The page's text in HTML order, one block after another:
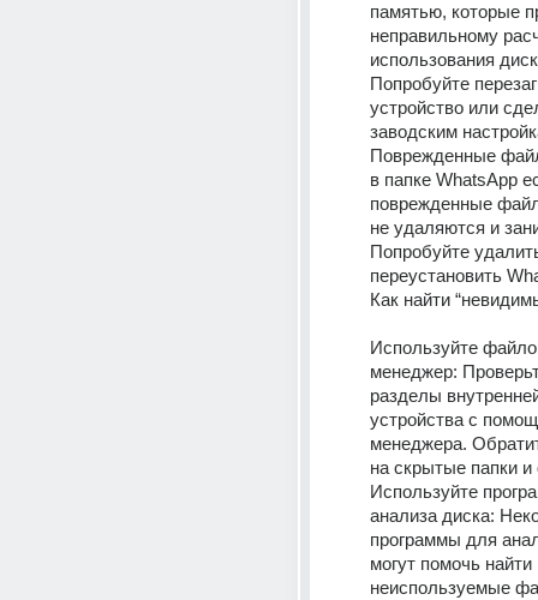
памятью, которые
неправильному
использования
Попробуйте
устройство или
заводским
Поврежденные
в папке WhatsApp
поврежденные
не удаляются и
Попробуйте
переустановить
Как найти
Используйте
менеджер:
разделы
устройства с
менеджера.
на скрытые папки
Используйте
анализа диска:
программы для
могут помочь
неиспользуемые